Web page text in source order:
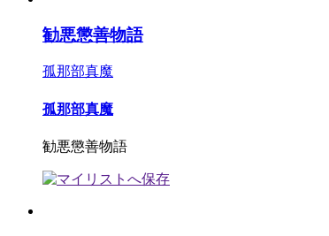
勧悪懲善物語
孤那部真魔
孤那部真魔
勧悪懲善物語